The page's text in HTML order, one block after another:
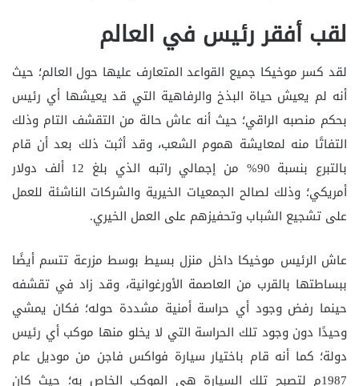
لقب أفقر رئيس في العالم
لقد كسر موخيكا جميع القواعد المتعارف عليها حول العالم؛ حيث
أنه لم يعيش حياة البذخ والرفاهية التي قد يعيشها أي رئيس
بحكم منصبه الراقي؛ حيث أنه عاش حالة من التقشف التام وذلك
التفاتًا منه لمعايشة هموم الشعب، وقد أثبت ذلك بعد أن قام
بالتبرع بنسبة 90% من إجمالي راتبه الذي بلغ 12 ألف دولار
أمريكي؛ وذلك لصالح الجمعيات الخيرية والشركات الناشئة للعمل
على تشجيع الشباب وتحفيزهم على العمل الخيري.
عاش الرئيس موخيكا داخل منزل بسيط بوسط مزرعة تتسم أيضًا
ببساطتها بالقرب من العاصمة الأورغوانية، وقد زاد في تقشفه
حينما رفض وجود أي حراسة أمنية مشددة حوله؛ فكان يمشي
وحيدًا دون وجود تلك الحراسة التي لا يخلو منها موكب أي رئيس
دولة؛ كما أنه قام باختيار سيارة فواكس فاجن من موديل عام
1987م لتصبح تلك السيارة هي الموكب الخاص به؛ حيث كان